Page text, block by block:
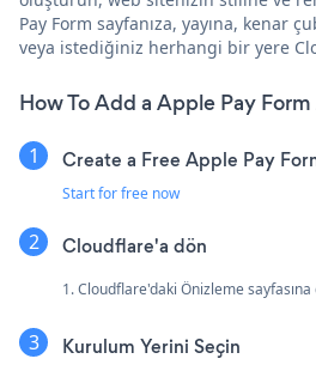
Pay Form sayfanıza, yayına, kenar
veya istediğiniz herhangi bir yere
How To Add a Apple Pay
Create a Free Apple Pay
Start for free now
Cloudflare'a dön
1. Cloudflare'daki Önizleme
Kurulum Yerini Seçin